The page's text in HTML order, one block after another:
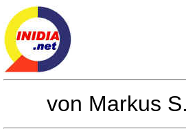
von Markus